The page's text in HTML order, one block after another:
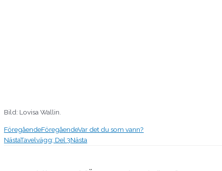
Bild: Lovisa Wallin.
FöregåendeFöregåendeVar det du som vann?
NästaTavelvägg; Del 3Nästa